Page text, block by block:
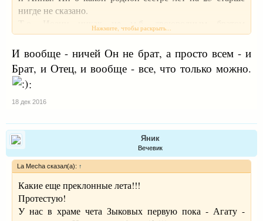
нигде не сказано.
Т.о. Иоанн никак не м.б. двоюродным братом
Спасителя по Матери.
Надеюсь понятно, что по Отцу тоже
Нажмите, чтобы раскрыть...
И вообще - ничей Он не брат, а просто всем - и
Брат, и Отец, и вообще - все, что только можно.
:
18 дек 2016
Яник
Вечевик
La Mecha сказал(а): ↑
Какие еще преклонные лета!!!
Протестую!
У нас в храме чета Зыковых первую пока - Агату -